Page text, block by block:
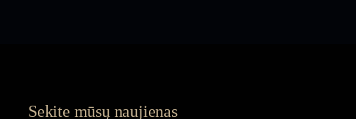
Sekite mūsų naujienas